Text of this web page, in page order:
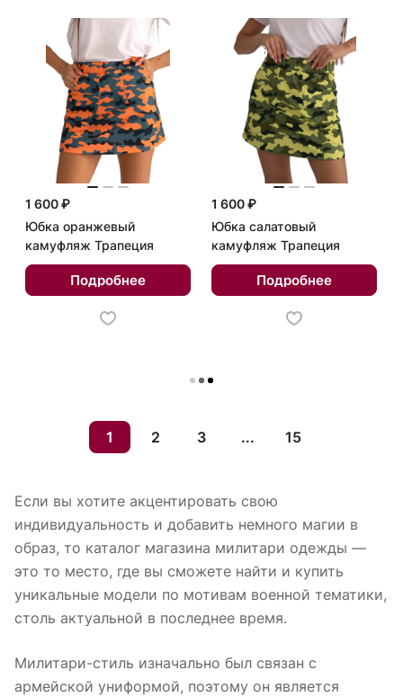
1 600 ₽
Юбка оранжевый
камуфляж Трапеция
Подробнее
1 600 ₽
Юбка салатовый
камуфляж Трапеция
Подробнее
Загрузить еще
1 2 3 ... 15
Если вы хотите акцентировать свою
индивидуальность и добавить немного магии в
образ, то каталог магазина милитари одежды —
это то место, где вы сможете найти и купить
уникальные модели по мотивам военной тематики,
столь актуальной в последнее время.
Милитари-стиль изначально был связан с
армейской униформой, поэтому он является